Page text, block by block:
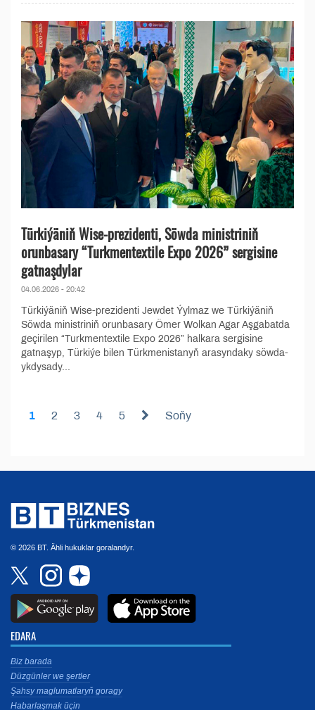
Türkiýäniň Wise-prezidenti, Söwda ministriniň
orunbasary “Turkmentextile Expo 2026” sergisine
gatnaşdylar
04.06.2026 - 20:42
Türkiýäniň Wise-prezidenti Jewdet Ýylmaz we Türkiýäniň
Söwda ministriniň orunbasary Ömer Wolkan Agar Aşgabatda
geçirilen “Turkmentextile Expo 2026” halkara sergisine
gatnaşyp, Türkiýe bilen Türkmenistanyň arasyndaky söwda-
ykdysady...
1 2 3 4 5 Soňy
© 2026 BT. Ähli hukuklar goralandyr.
EDARA
Biz barada
Düzgünler we şertler
Şahsy maglumatlaryň goragy
Habarlaşmak üçin